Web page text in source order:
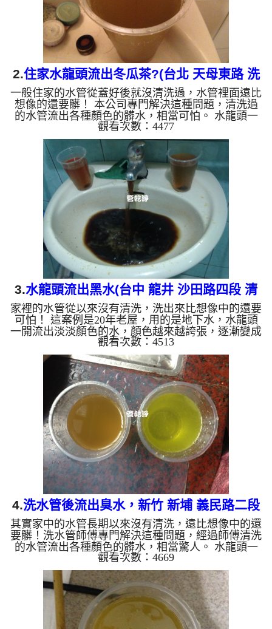
2.住家水龍頭流出冬瓜茶?(台北 天母東路 洗
水管 )
一般住家的水管從蓋好後就沒清洗過，水管裡面遠比
想像的還要髒！ 本公司專門解決這種問題，清洗過
的水管流出各種顏色的髒水，相當可怕。 水龍頭一
開流出淡但顏色的水，慢慢變成咖啡色，還發出臭
味，這不是自來水來源的問題，而是本公司在幫住在
天母的張先生 洗水管。 水管裡的異物不斷流出來，
慢慢水的顏色越來越透明，髒東西也越來越少，終於
變成乾淨的清水。 清洗水管是利用高週波機，把檸
檬酸水打入水管，讓水管管壁的鐵鏽及生物膜軟化，
透過空氣與水混合，產生阻力，這時候高周波就會把
生物膜、鐵鏽...
觀看次數：4477
3.水龍頭流出黑水(台中 龍井 沙田路四段 清
洗水管)
家裡的水管從以來沒有清洗，洗出來比想像中的還要
可怕！ 這案例是20年老屋，用的是地下水，水龍頭
一開流出淡淡顏色的水，顏色越來越誇張，逐漸變成
黑色，還有難聞的臭味，這不是水源出問題，而是本
公司正在幫這戶人家清洗水管。 清洗水管是利用高
週波機，把檸檬酸的水打入家裡的水管，讓水管壁的
髒東西及生物膜軟化，透過空氣與水混合，產生阻
力，這時候生物膜、雜質等等，就會被高周波打出
來。 客戶說，這水龍頭打開水龍頭，水流出來的就
黑黑一塊塊東西，或是熱水量越來越小，客戶有這個
困擾其實已經很久了。 ...
觀看次數：4513
4.洗水管後流出臭水，新竹 新埔 義民路二段
水管清洗
其實家中的水管長期以來沒有清洗，遠比想像中的還
要髒！洗水管師傅專門解決這種問題，經過師傅清洗
的水管流出各種顏色的髒水，相當驚人。 水龍頭一
開流出淡黃色的水，接著顏色越來越深，逐漸變成深
咖啡色，還散發陣陣臭味，這不是自來水出問題，而
是專業人士正在幫這戶人家清洗水管。 因有一次我
就看到日本影片有在洗水管，因日本的水可生飲，那
就研究洗水管這件事情。 屋齡將近30年，首次水管
大清洗，水管裡的髒東西不斷流出來，慢慢的水的顏
觀看次數：4669